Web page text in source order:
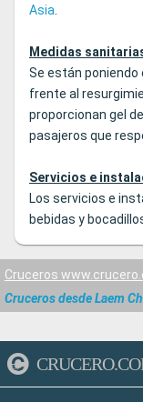
Asia.
Medidas
Se están
frente al
proporcionan gel
pasajeros que
Servicios e
Los servicios e
bebidas y
Cruceros
Cruceros desde Laem